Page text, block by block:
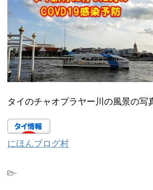
タイのチャオプラヤー川の風景の写
にほんブログ村
-